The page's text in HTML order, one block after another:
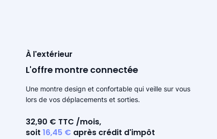
À l'extérieur
L'offre montre connectée
Une montre design et confortable qui veille sur vous
lors de vos déplacements et sorties.
32,90 € TTC /mois,
soit 16,45 € après crédit d'impôt